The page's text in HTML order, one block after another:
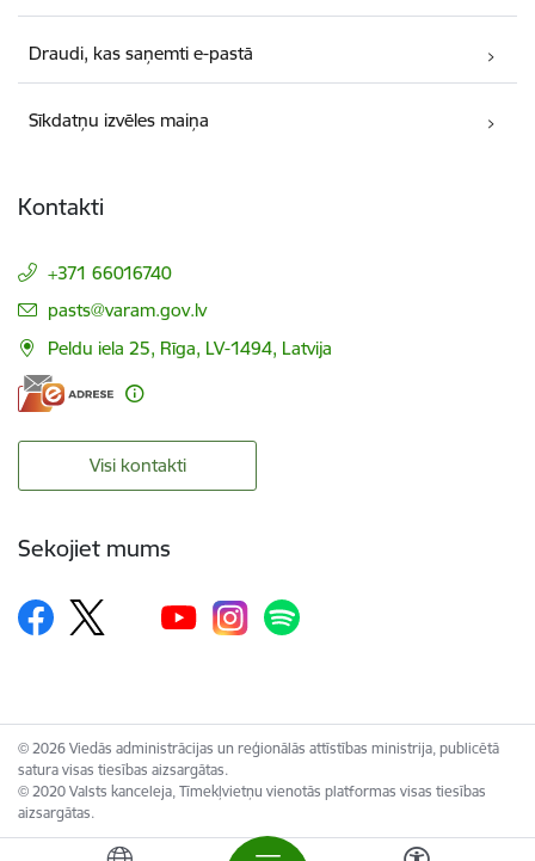
Draudi, kas saņemti e-pastā
Sīkdatņu izvēles maiņa
Kontakti
+371 66016740
E-pasts:
pasts@varam.gov.lv
Peldu iela 25, Rīga, LV-1494, Latvija
Visi kontakti
Sekojiet mums
© 2026 Viedās administrācijas un reģionālās attīstības ministrija, publicētā
satura visas tiesības aizsargātas.
© 2020 Valsts kanceleja, Tīmekļvietņu vienotās platformas visas tiesības
aizsargātas.